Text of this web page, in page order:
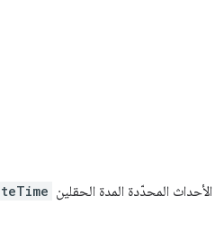
المحدّدة المدة الحقلين